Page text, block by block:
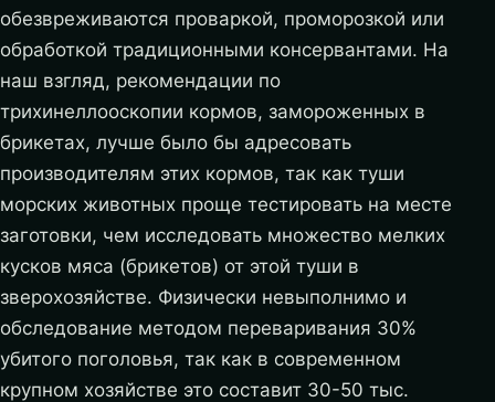
обезвреживаются проваркой, проморозкой или
обработкой традиционными консервантами. На
наш взгляд, рекомендации по
трихинеллооскопии кормов, замороженных в
брикетах, лучше было бы адресовать
производителям этих кормов, так как туши
морских животных проще тестировать на месте
заготовки, чем исследовать множество мелких
кусков мяса (брикетов) от этой туши в
зверохозяйстве. Физически невыполнимо и
обследование методом переваривания 30%
убитого поголовья, так как в современном
крупном хозяйстве это составит 30-50 тыс.